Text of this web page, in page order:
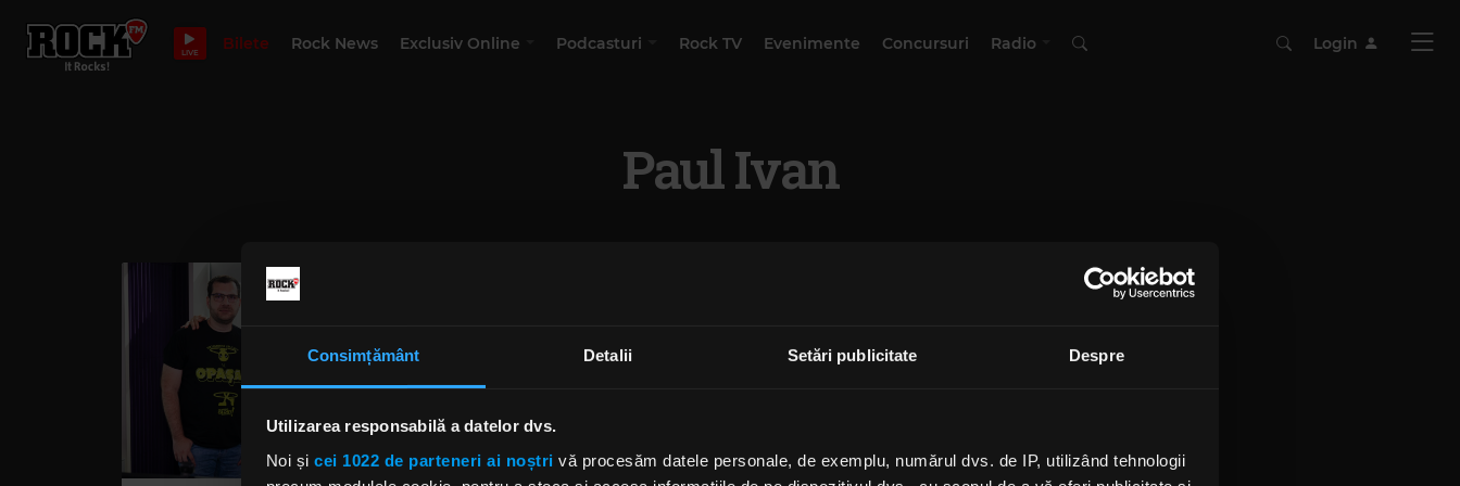
Consimțământ Detalii Setări publicitate Despre
Utilizarea responsabilă a datelor dvs.
Noi și cei 1022 de parteneri ai noștri vă procesăm datele personale, de exemplu, numărul dvs. de IP, utilizând tehnologii
LIVE Bilete Rock News Exclusiv Online Podcasturi Rock TV Evenimente Concursuri Radio Login
Paul Ivan